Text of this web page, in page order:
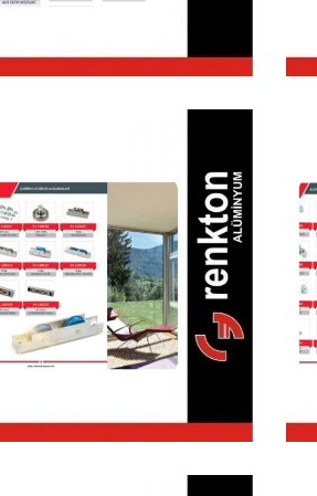
Alüminyum Kapı
Pencere Sürme
Aksesuarları